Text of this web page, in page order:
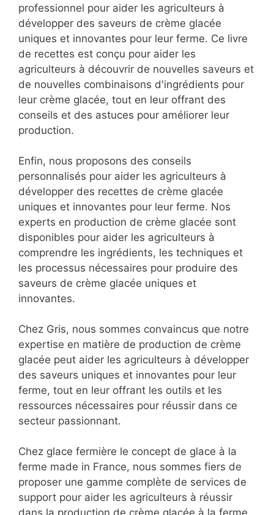
professionnel pour aider les agriculteurs à
développer des saveurs de crème glacée
uniques et innovantes pour leur ferme. Ce livre
de recettes est conçu pour aider les
agriculteurs à découvrir de nouvelles saveurs et
de nouvelles combinaisons d'ingrédients pour
leur crème glacée, tout en leur offrant des
conseils et des astuces pour améliorer leur
production.
Enfin, nous proposons des conseils
personnalisés pour aider les agriculteurs à
développer des recettes de crème glacée
uniques et innovantes pour leur ferme. Nos
experts en production de crème glacée sont
disponibles pour aider les agriculteurs à
comprendre les ingrédients, les techniques et
les processus nécessaires pour produire des
saveurs de crème glacée uniques et
innovantes.
Chez Gris, nous sommes convaincus que notre
expertise en matière de production de crème
glacée peut aider les agriculteurs à développer
des saveurs uniques et innovantes pour leur
ferme, tout en leur offrant les outils et les
ressources nécessaires pour réussir dans ce
secteur passionnant.
Chez glace fermière le concept de glace à la
ferme made in France, nous sommes fiers de
proposer une gamme complète de services de
support pour aider les agriculteurs à réussir